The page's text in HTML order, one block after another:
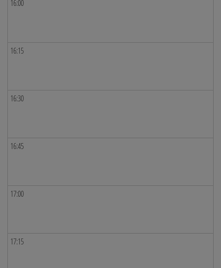
16:00
16:15
16:30
16:45
17:00
17:15